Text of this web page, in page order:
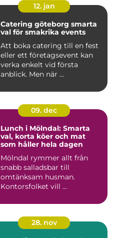
12. jan
Catering göteborg smarta
val för smakrika events
Att boka catering till en fest
eller ett företagsevent kan
verka enkelt vid första
anblick. Men när ...
09. dec
Lunch i Mölndal: Smarta
val, korta köer och mat
som håller hela dagen
Mölndal rymmer allt från
snabb salladsbar till
omtänksam husman.
Kontorsfolket vill ...
28. nov